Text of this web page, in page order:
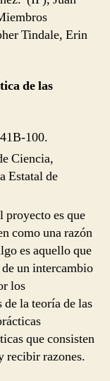
Tindale, Erin
de las
100.
Ciencia,
Estatal de
es que
como una razón
es aquello que
de un intercambio
los
la teoría de las
que consisten
recibir razones.